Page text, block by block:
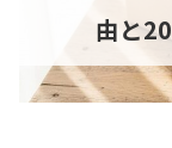
由と